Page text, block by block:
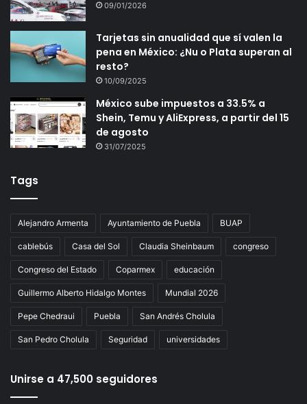
09/01/2026
Tarjetas sin anualidad que sí valen la
pena en México: ¿Nu o Plata superan al
resto?
10/09/2025
México sube impuestos a 33.5% a
Shein, Temu y AliExpress, a partir del 15
de agosto
31/07/2025
Tags
Alejandro Armenta Ayuntamiento de Puebla BUAP
cablebús Casa del Sol Claudia Sheinbaum congreso
Congreso del Estado Coparmex educación
Guillermo Alberto Hidalgo Montes Mundial 2026
Pepe Chedraui Puebla San Andrés Cholula
San Pedro Cholula Seguridad universidades
Unirse a 47,500 seguidores